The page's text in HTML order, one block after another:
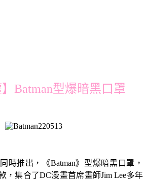
】Batman型爆暗黑口罩
時推出，《Batman》型爆暗黑口罩，
，集合了DC漫畫首席畫師Jim Lee多年